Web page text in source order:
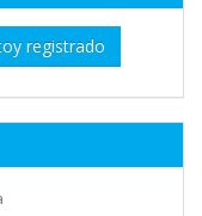
registrado